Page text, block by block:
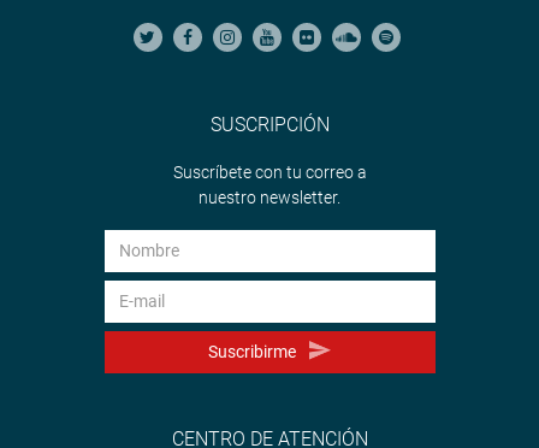
SUSCRIPCIÓN
Suscríbete con tu correo a
nuestro newsletter.
Suscribirme
CENTRO DE ATENCIÓN